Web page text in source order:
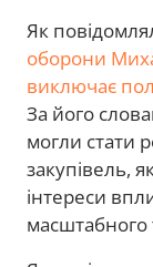
Як
оборони
виключає
За його
могли стати
закупівель,
інтереси
масштабного